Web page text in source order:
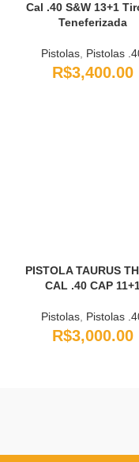
Cal .40 S&W 13+1
Teneferizada
Pistolas Pistolas
R$3,400.00
PISTOLA TAURUS
CAL .40 CAP
Pistolas Pistolas
R$3,000.00